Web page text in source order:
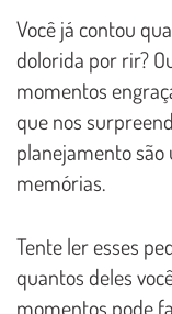
Você já contou
dolorida por rir?
momentos
que nos
planejamento são
memórias.
Tente ler esses
quantos deles
momentos pode